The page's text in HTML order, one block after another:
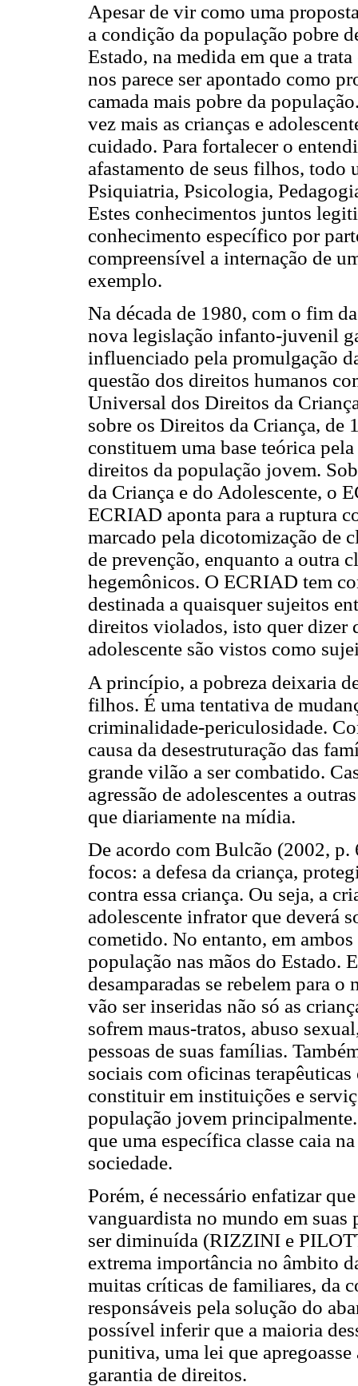
Apesar de vir como uma
a condição da população pobre
Estado, na medida em que a
nos parece ser apontado como
camada mais pobre da
vez mais as crianças e
cuidado. Para fortalecer o
afastamento de seus filhos, todo
Psiquiatria, Psicologia,
Estes conhecimentos juntos
conhecimento específico por
compreensível a internação de
exemplo.
Na década de 1980, com o fim
nova legislação infanto-juvenil
influenciado pela promulgação
questão dos direitos humanos
Universal dos Direitos da
sobre os Direitos da Criança, de
constituem uma base teórica
direitos da população jovem.
da Criança e do Adolescente, o
ECRIAD aponta para a ruptura
marcado pela dicotomização de
de prevenção, enquanto a outra
hegemônicos. O ECRIAD tem
destinada a quaisquer sujeitos
direitos violados, isto quer dizer
adolescente são vistos como
A princípio, a pobreza deixaria
filhos. É uma tentativa de
criminalidade-periculosidade.
causa da desestruturação das
grande vilão a ser combatido.
agressão de adolescentes a
que diariamente na mídia.
De acordo com Bulcão (2002, p.
focos: a defesa da criança,
contra essa criança. Ou seja, a
adolescente infrator que deverá
cometido. No entanto, em
população nas mãos do Estado.
desamparadas se rebelem para
vão ser inseridas não só as
sofrem maus-tratos, abuso
pessoas de suas famílias.
sociais com oficinas
constituir em instituições e
população jovem
que uma específica classe caia
sociedade.
Porém, é necessário enfatizar
vanguardista no mundo em suas
ser diminuída (RIZZINI e
extrema importância no âmbito
muitas críticas de familiares, da
responsáveis pela solução do
possível inferir que a maioria
punitiva, uma lei que
garantia de direitos.